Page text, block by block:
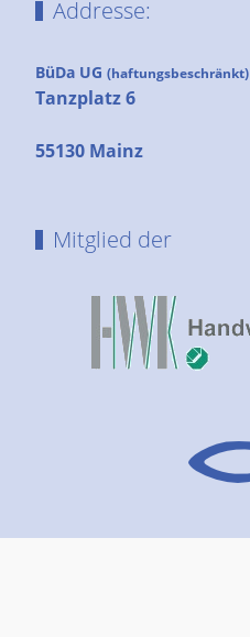
Addresse:
BüDa UG (haftungsbeschränkt)
Tanzplatz 6
55130 Mainz
Mitglied der